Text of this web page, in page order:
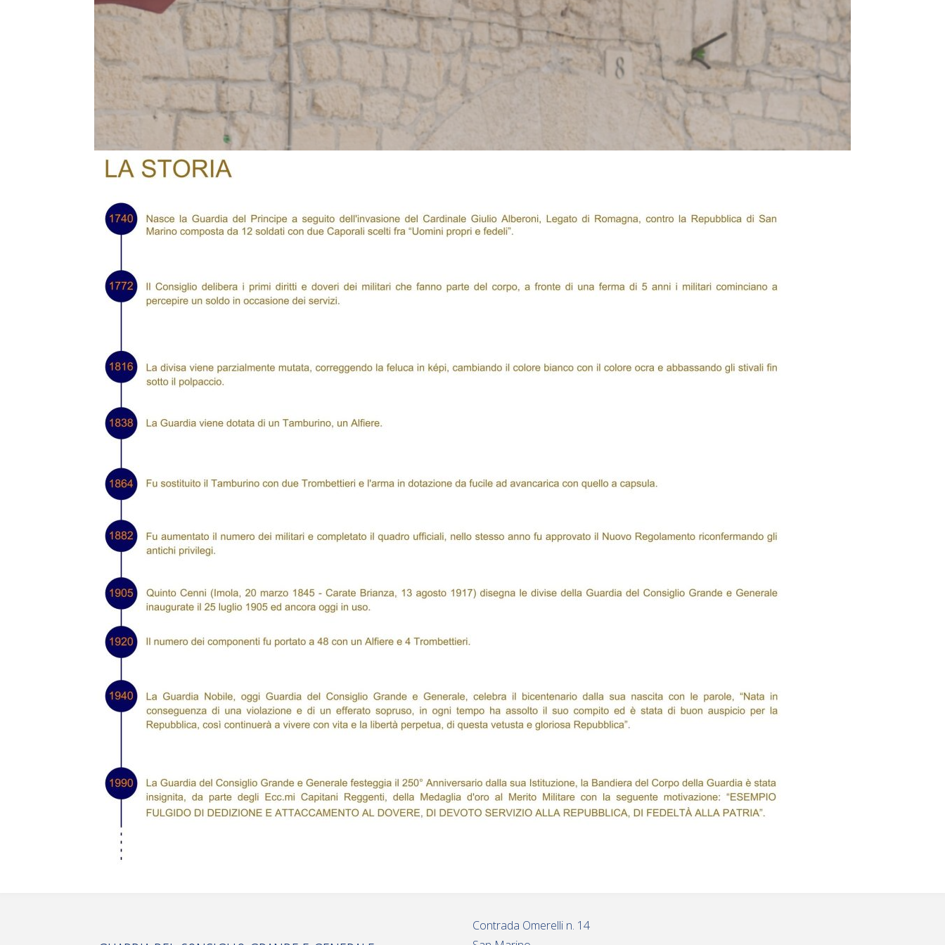
Contrada Omerelli n. 14